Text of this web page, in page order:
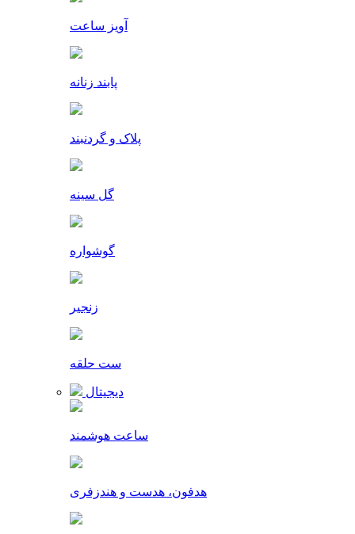
آویز ساعت
پابند زنانه
پلاک و گردنبند
گل سینه
گوشواره
زنجیر
ست حلقه
دیجیتال
ساعت هوشمند
هدفون، هدست و هندزفری